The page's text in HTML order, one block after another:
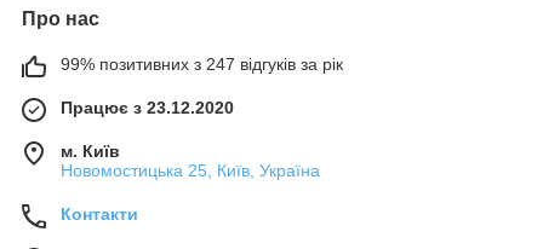
Про нас
99% позитивних з 247 відгуків за рік
Працює з 23.12.2020
м. Київ
Новомостицька 25, Київ, Україна
Контакти